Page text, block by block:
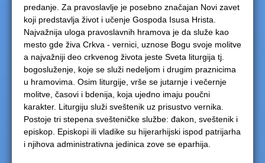
predanje. Za pravoslavlje je posebno značajan Novi zavet
koji predstavlja život i učenje Gospoda Isusa Hrista.
Najvažnija uloga pravoslavnih hramova je da služe kao
mesto gde živa Crkva - vernici, uznose Bogu svoje molitve
a najvažniji deo crkvenog života jeste Sveta liturgija tj.
bogosluženje, koje se služi nedeljom i drugim praznicima
u hramovima. Osim liturgije, vrše se jutarnje i večernje
molitve, časovi i bdenija, koja ujedno imaju poučni
karakter. Liturgiju služi sveštenik uz prisustvo vernika.
Postoje tri stepena svešteničke službe: đakon, sveštenik i
episkop. Episkopi ili vladike su hijerarhijski ispod patrijarha
i njihova administrativna jedinica zove se eparhija.